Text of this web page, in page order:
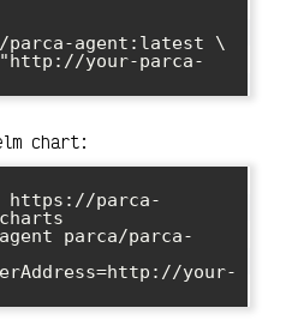
chart:
https://parca-
parca/parca-